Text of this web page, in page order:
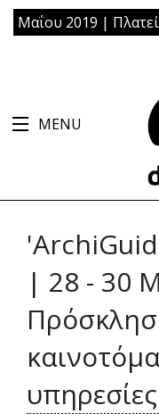
2019 | Πλατεία
MENU
| 28 - 30
υπηρεσίες